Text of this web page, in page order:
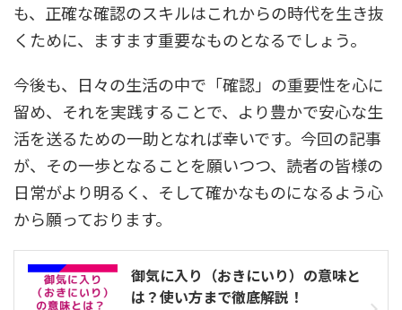
も、正確な確認のスキルはこれからの時代を生き抜
くために、ますます重要なものとなるでしょう。
今後も、日々の生活の中で「確認」の重要性を心に
留め、それを実践することで、より豊かで安心な生
活を送るための一助となれば幸いです。今回の記事
が、その一歩となることを願いつつ、読者の皆様の
日常がより明るく、そして確かなものになるよう心
から願っております。
御気に入り（おきにいり）の意味と
は？使い方まで徹底解説！